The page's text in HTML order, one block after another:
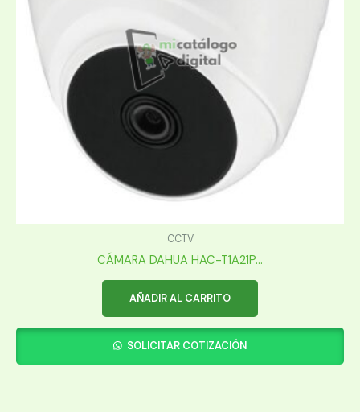
CCTV
CÁMARA DAHUA HAC-T1A21P...
AÑADIR AL CARRITO
SOLICITAR COTIZACIÓN